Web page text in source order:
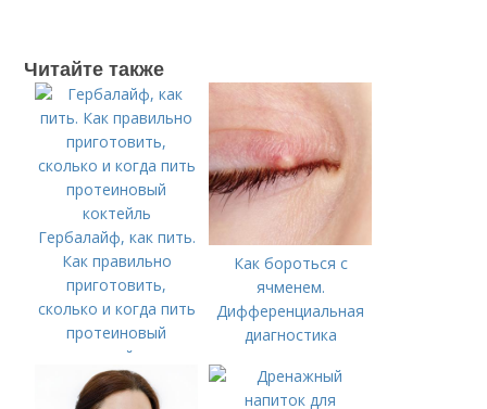
Читайте также
Гербалайф, как пить.
Как правильно
приготовить,
сколько и когда пить
протеиновый
коктейль
Как бороться с
ячменем.
Дифференциальная
диагностика